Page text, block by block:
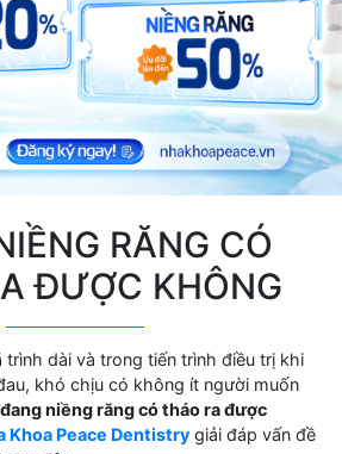
RĂNG CÓ
ĐƯỢC KHÔNG
trình dài và trong tiến trình điều trị khi
khó chịu có không ít người muốn
đang niềng răng có tháo ra được
Khoa Peace Dentistry giải đáp vấn đề